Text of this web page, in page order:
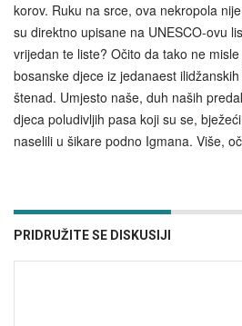
korov. Ruku na srce, ova nekropola
su direktno upisane na UNESCO-ovu
vrijedan te liste? Očito da tako ne
bosanske djece iz jedanaest
štenad. Umjesto naše, duh naših
djeca poludivljih pasa koji su se,
naselili u šikare podno Igmana. Više,
PRIDRUŽITE SE DISKUSIJI